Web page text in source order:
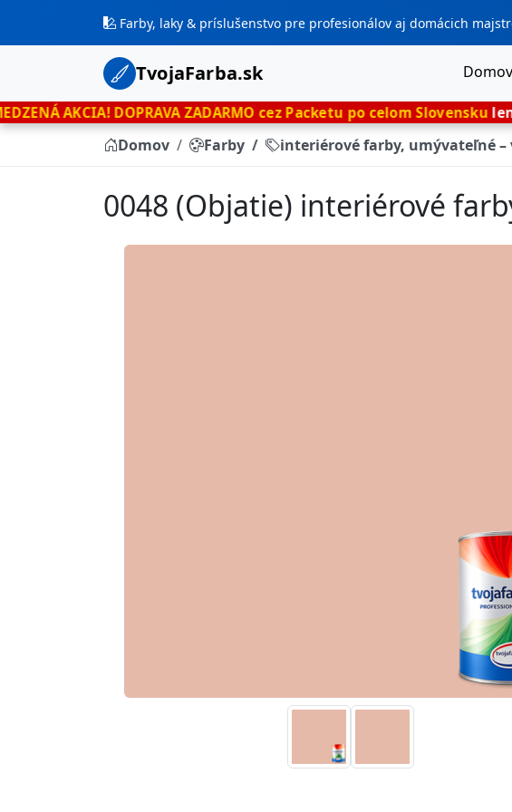
Farby, laky & príslušenstvo pre profesionálov aj domácich
TvojaFarba.sk Domov
DOPRAVA ZADARMO cez Packetu po celom Slovenskulen teraz!
Domov Farby interiérové farby, umývateľné
0048 (Objatie) interiérové